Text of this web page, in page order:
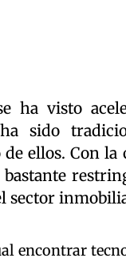
ha visto
sido
ellos. Con la
sector
encontrar